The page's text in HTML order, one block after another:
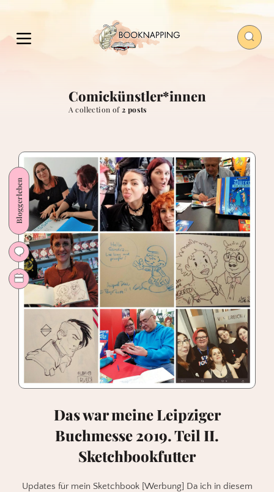
Comickünstler*innen
A collection of2 posts
Bloggerleben
Das war meine Leipziger
Buchmesse 2019. Teil II.
Sketchbookfutter
Updates für mein Sketchbook [Werbung] Da ich in diesem